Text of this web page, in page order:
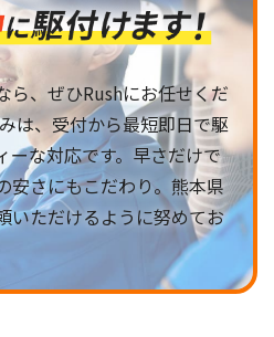
ら、ぜひRushにお任せくだ
は、受付から最短即日で駆
ーな対応です。早さだけで
安さにもこだわり。熊本県
いただけるように努めてお